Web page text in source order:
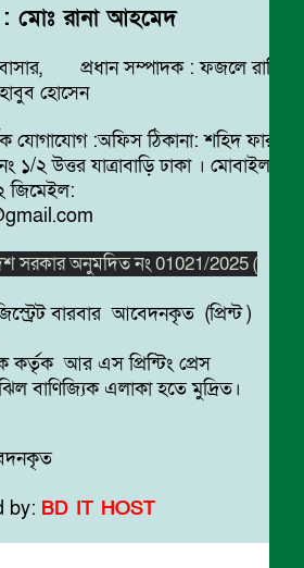
মোঃ রানা আহমেদ
প্রধান সম্পাদক : ফজলে রাব্বি
হোসেন
যোগাযোগ :অফিস ঠিকানা: শহিদ ফারুক
২ উত্তর যাত্রাবাড়ি ঢাকা । মোবাইল
সরকার অনুমদিত নং 01021/2025 (
বারবার আবেদনকৃত (প্রিন্ট )
কর্তৃক আর এস প্রিন্টিং প্রেস
বাণিজ্যিক এলাকা হতে মুদ্রিত।
by: BD IT HOST